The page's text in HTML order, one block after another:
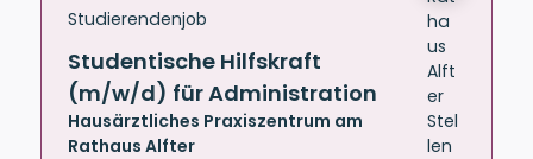
Studierendenjob
Studentische Hilfskraft
(m/w/d) für Administration
Hausärztliches Praxiszentrum am
Rathaus Alfter